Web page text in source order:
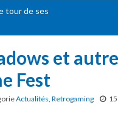
tour de ses
et
Fest
Actualités, Retrogaming